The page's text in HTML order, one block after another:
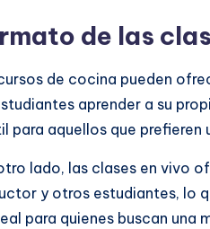
de las
de cocina pueden
aprender a su
para aquellos que
lado, las clases en vivo
y otros estudiantes, lo
para quienes buscan